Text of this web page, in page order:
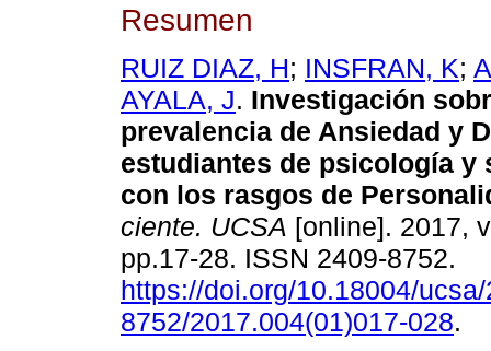
Resumen
RUIZ DIAZ, H; INSFRAN, K;
AYALA, J. Investigación
prevalencia de Ansiedad y
estudiantes de psicología y
con los rasgos de
ciente. UCSA [online]. 2017,
pp.17-28. ISSN 2409-8752.
https://doi.org/10.18004/
8752/2017.004(01)017-028.